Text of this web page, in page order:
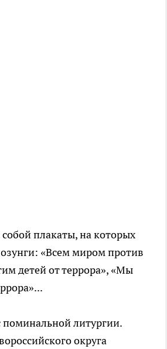
плакаты, на которых
«Всем миром против
детей от террора», «Мы
поминальной литургии.
округа